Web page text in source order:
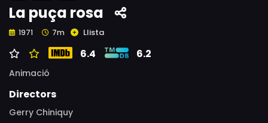
La puça rosa
1971 7m Llista
6.4 6.2
Animació
Directors
Gerry Chiniquy